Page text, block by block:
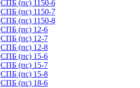
СПБ (пс) 1150-6
СПБ (пс) 1150-7
СПБ (пс) 1150-8
СПБ (пс) 12-6
СПБ (пс) 12-7
СПБ (пс) 12-8
СПБ (пс) 15-6
СПБ (пс) 15-7
СПБ (пс) 15-8
СПБ (пс) 18-6